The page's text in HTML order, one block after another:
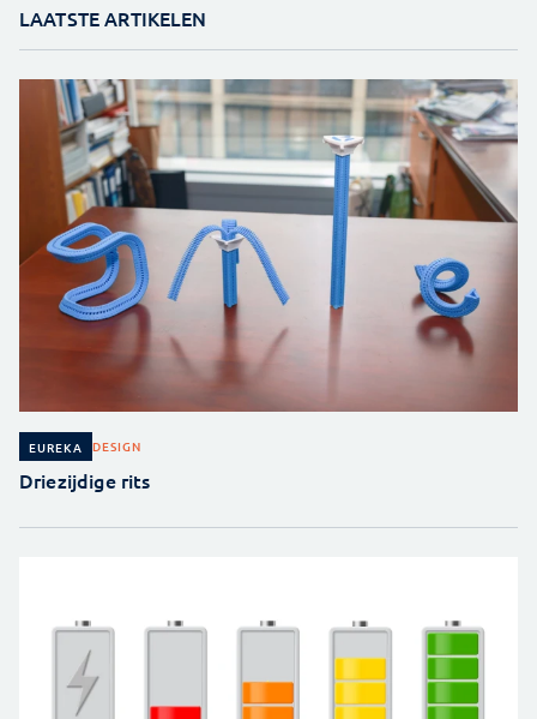
LAATSTE ARTIKELEN
EUREKA DESIGN
Driezijdige rits